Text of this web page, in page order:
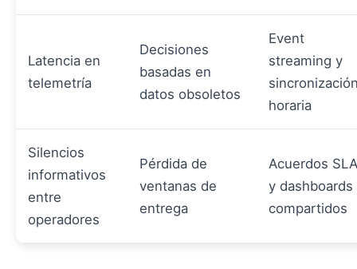
Latencia en
telemetría
Decisiones
basadas en
datos obsoletos
Event
streaming y
horaria
Silencios
informativos
entre
operadores
Pérdida de
ventanas de
entrega
Acuerdos SLA
y dashboards
compartidos